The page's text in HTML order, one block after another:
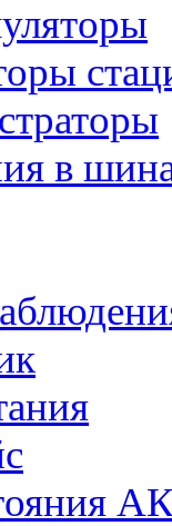
в